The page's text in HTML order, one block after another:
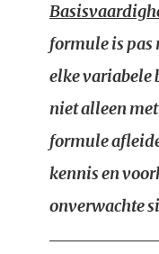
formule is
elke variabele
niet alleen
formule
kennis en
onverwachte